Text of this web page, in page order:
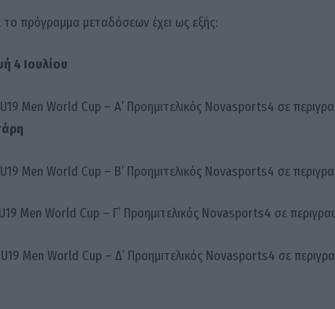
το πρόγραμμα μεταδόσεων έχει ως εξής:
4 Ιουλίου
Men World Cup – Α’ Προημιτελικός Novasports4 σε
Men World Cup – B’ Προημιτελικός Novasports4 σε
Men World Cup – Γ’ Προημιτελικός Novasports4 σε
U19 Men World Cup – Δ’ Προημιτελικός Novasports4 σε